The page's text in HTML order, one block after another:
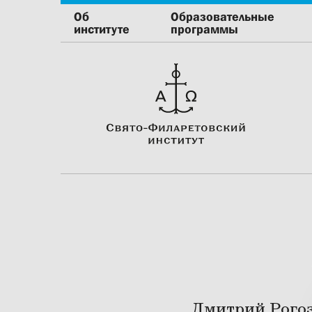
Об
институте
Образовательные
программы